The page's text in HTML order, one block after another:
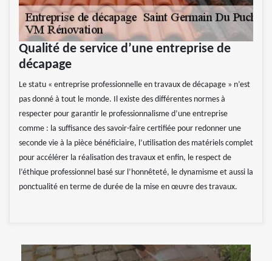
Qualité de service d’une entreprise de
décapage
Le statu « entreprise professionnelle en travaux de décapage » n’est
pas donné à tout le monde. Il existe des différentes normes à
respecter pour garantir le professionnalisme d’une entreprise
comme : la suffisance des savoir-faire certifiée pour redonner une
seconde vie à la pièce bénéficiaire, l’utilisation des matériels complet
pour accélérer la réalisation des travaux et enfin, le respect de
l’éthique professionnel basé sur l’honnêteté, le dynamisme et aussi la
ponctualité en terme de durée de la mise en œuvre des travaux.